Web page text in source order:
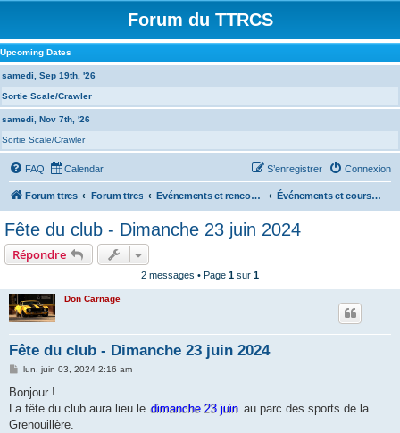
Forum du TTRCS
Upcoming Dates
samedi, Sep 19th, '26
Sortie Scale/Crawler
samedi, Nov 7th, '26
Sortie Scale/Crawler
FAQ Calendar Connexion
S’enregistrer
Forum ttrcs Forum ttrcs Evénements et rencontres Événements et courses à la GRENOUILLERE
Fête du club - Dimanche 23 juin 2024
Répondre
2 messages • Page 1 sur 1
Don Carnage
Fête du club - Dimanche 23 juin 2024
M
s
a
g
lun. juin 03, 2024 2:16 am
Bonjour !
La fête du club aura lieu le dimanche 23 juin au parc des sports de la
Grenouillère.